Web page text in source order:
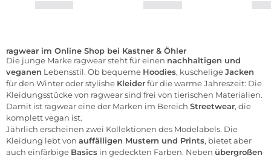
ragwear im Online Shop bei Kastner & Öhler
Die junge Marke ragwear steht für einen nachhaltigen und
veganen Lebensstil. Ob bequeme Hoodies, kuscheligeJacken
für den Winter oder stylishe Kleiderfür die warme Jahreszeit: Die
Kleidungsstücke von ragwear sind frei von tierischen Materialien.
Damit ist ragwear eine der Marken im Bereich Streetwear, die
komplett vegan ist.
Jährlich erscheinen zwei Kollektionen des Modelabels. Die
Kleidung lebt von auffälligen Mustern und Prints, bietet aber
auch einfärbige Basics in gedeckten Farben. Neben übergroßen